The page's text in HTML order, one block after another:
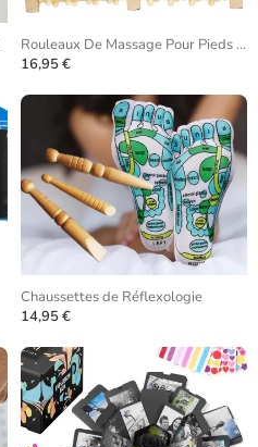
Rouleaux De Massage Pour Pieds En Bois
16,95 €
Chaussettes de Réflexologie
14,95 €